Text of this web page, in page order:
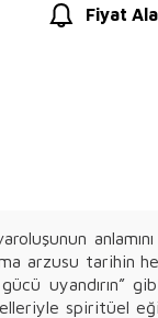
Fiyat
anlamını
arzusu tarihin
uyandırın”
spiritüel